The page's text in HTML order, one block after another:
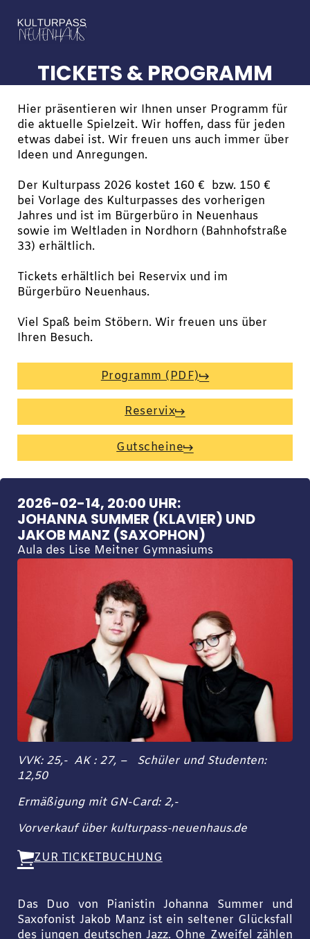
TICKETS & PROGRAMM
Hier präsentieren wir Ihnen unser Programm für
die aktuelle Spielzeit. Wir hoffen, dass für jeden
etwas dabei ist. Wir freuen uns auch immer über
Ideen und Anregungen.
Der Kulturpass 2026 kostet 160 € bzw. 150 €
bei Vorlage des Kulturpasses des vorherigen
Jahres und ist im Bürgerbüro in Neuenhaus
sowie im Weltladen in Nordhorn (Bahnhofstraße
33) erhältlich.
Tickets erhältlich bei Reservix und im
Bürgerbüro Neuenhaus.
Viel Spaß beim Stöbern. Wir freuen uns über
Ihren Besuch.
Programm (PDF)
Reservix
Gutscheine
2026-02-14, 20:00 UHR:
JOHANNA SUMMER (KLAVIER) UND
JAKOB MANZ (SAXOPHON)
Aula des Lise Meitner Gymnasiums
VVK: 25,- AK : 27, – Schüler und Studenten:
12,50
Ermäßigung mit GN-Card: 2,-
Vorverkauf über kulturpass-neuenhaus.de
ZUR TICKETBUCHUNG
Das Duo von Pianistin Johanna Summer und
Saxofonist Jakob Manz ist ein seltener Glücksfall
des jungen deutschen Jazz. Ohne Zweifel zählen